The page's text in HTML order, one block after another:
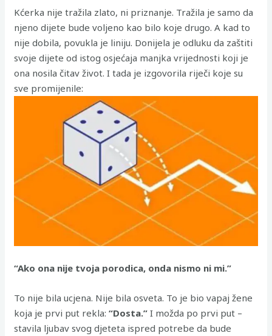
Kćerka nije tražila zlato, ni priznanje. Tražila je samo da
njeno dijete bude voljeno kao bilo koje drugo. A kad to
nije dobila, povukla je liniju. Donijela je odluku da zaštiti
svoje dijete od istog osjećaja manjka vrijednosti koji je
ona nosila čitav život. I tada je izgovorila riječi koje su
sve promijenile:
“Ako ona nije tvoja porodica, onda nismo ni mi.”
To nije bila ucjena. Nije bila osveta. To je bio vapaj žene
koja je prvi put rekla:“Dosta.” I možda po prvi put –
stavila ljubav svog djeteta ispred potrebe da bude